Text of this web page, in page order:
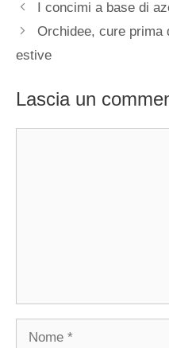
I concimi a base di
Orchidee, cure prima
estive
Lascia un